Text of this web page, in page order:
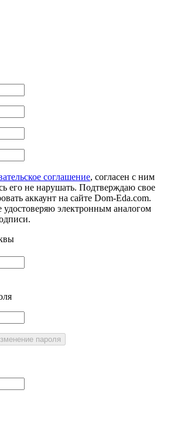
соглашение, согласен с ним
его не нарушать. Подтверждаю свое
аккаунт на сайте Dom-Eda.com.
удостоверяю электронным аналогом
пароля